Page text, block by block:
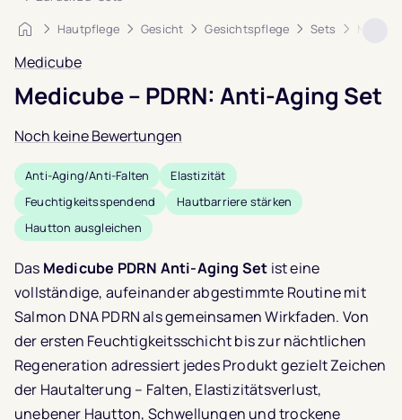
Startseite
Hautpflege Gesicht Gesichtspflege Sets
Medicube
Medicube – PDRN: Anti-Aging Set
Noch keine Bewertungen
Anti-Aging/Anti-Falten
Elastizität
Feuchtigkeitsspendend
Hautbarriere stärken
Hautton ausgleichen
Das Medicube PDRN Anti-Aging Set ist eine
vollständige, aufeinander abgestimmte Routine mit
Salmon DNA PDRN als gemeinsamen Wirkfaden. Von
der ersten Feuchtigkeitsschicht bis zur nächtlichen
Regeneration adressiert jedes Produkt gezielt Zeichen
der Hautalterung – Falten, Elastizitätsverlust,
unebener Hautton, Schwellungen und trockene